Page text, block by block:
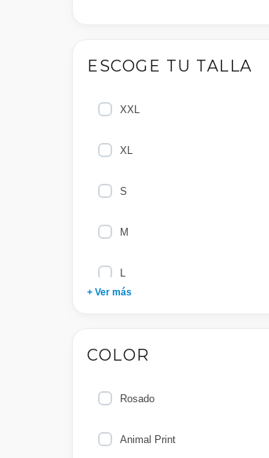
ESCOGE TU TALLA
XXL
XL
S
M
L
4
6
8
+ Ver más
COLOR
Rosado
Animal Print